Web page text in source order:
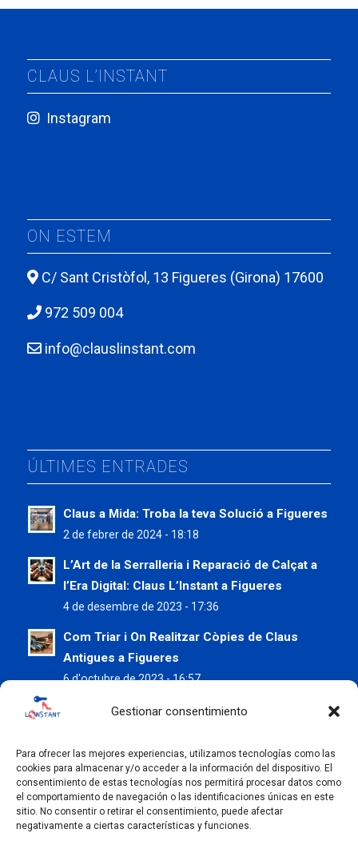
Gestionar consentimiento
Para ofrecer las mejores experiencias, utilizamos tecnologías como las
cookies para almacenar y/o acceder a la información del dispositivo. El
consentimiento de estas tecnologías nos permitirá procesar datos como
el comportamiento de navegación o las identificaciones únicas en este
sitio. No consentir o retirar el consentimiento, puede afectar
negativamente a ciertas características y funciones.
CLAUS L’INSTANT
Instagram
ON ESTEM
C/ Sant Cristòfol, 13 Figueres (Girona) 17600
972 509 004
info@clauslinstant.com
ÚLTIMES ENTRADES
Claus a Mida: Troba la teva Solució a Figueres
2 de febrer de 2024 - 18:18
L’Art de la Serralleria i Reparació de Calçat a
l’Era Digital: Claus L’Instant a Figueres
4 de desembre de 2023 - 17:36
Com Triar i On Realitzar Còpies de Claus
Antigues a Figueres
6 d'octubre de 2023 - 16:57
Preserva les teves Sabates d’Estiu amb els
5 de juliol de 2023 - 9:37
Còpia de claus a Figueres: La importància
d’un duplicat de qualitat
7 de juny de 2023 - 9:01